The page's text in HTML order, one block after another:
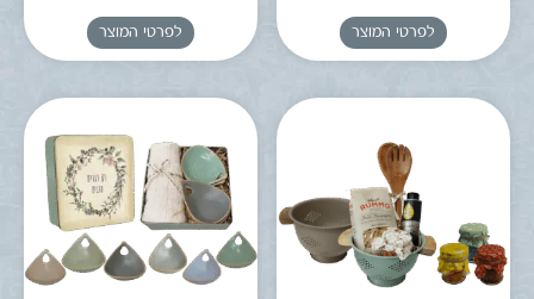
לפרטי המוצר לפרטי המוצר